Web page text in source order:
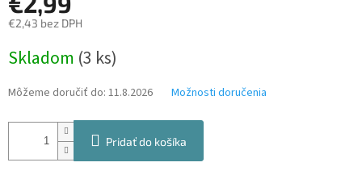
€2,43 bez DPH
cena:
Skladom (3 ks)
Môžeme doručiť do: 11.8.2026 Možnosti doručenia
Pridať do košíka